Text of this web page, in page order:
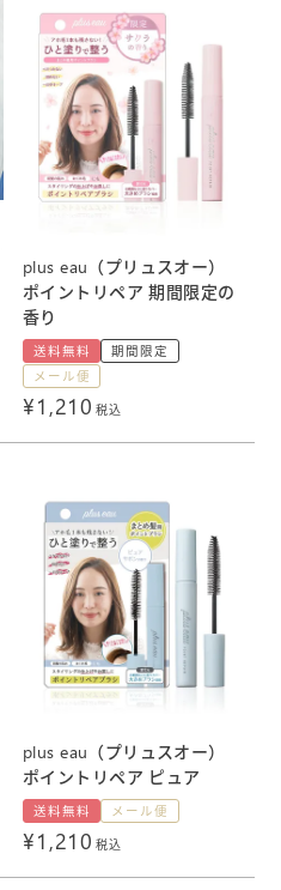
plus eau（プリュスオー）
ポイントリペア 期間限定の
香り
送料無料
期間限定
メール便
¥1,210 税込
plus eau（プリュスオー）
ポイントリペア ピュア
送料無料 メール便
¥1,210 税込